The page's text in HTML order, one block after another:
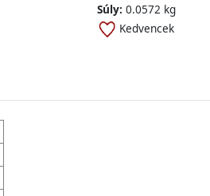
Súly: 0.0572 kg
Kedvencek